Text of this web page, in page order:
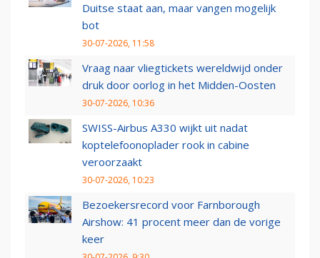
Duitse staat aan, maar vangen mogelijk
bot
30-07-2026, 11:58
Vraag naar vliegtickets wereldwijd onder
druk door oorlog in het Midden-Oosten
30-07-2026, 10:36
SWISS-Airbus A330 wijkt uit nadat
koptelefoonoplader rook in cabine
veroorzaakt
30-07-2026, 10:23
Bezoekersrecord voor Farnborough
Airshow: 41 procent meer dan de vorige
keer